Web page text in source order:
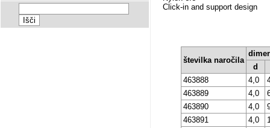
Click-in and support design
številka naročila
d
463888
4,0
463889
4,0
463890
4,0
463891
4,0